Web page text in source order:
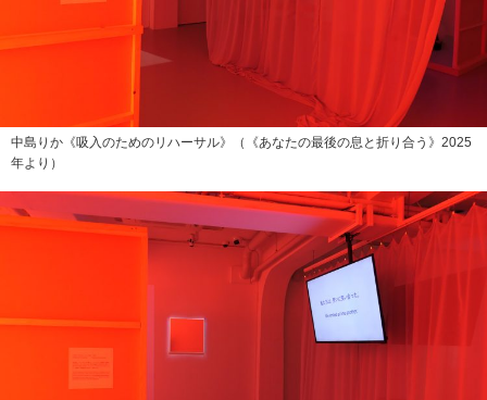
中島りか《吸入のためのリハーサル》（《あなたの最後の息と折り合う》2025
年より）